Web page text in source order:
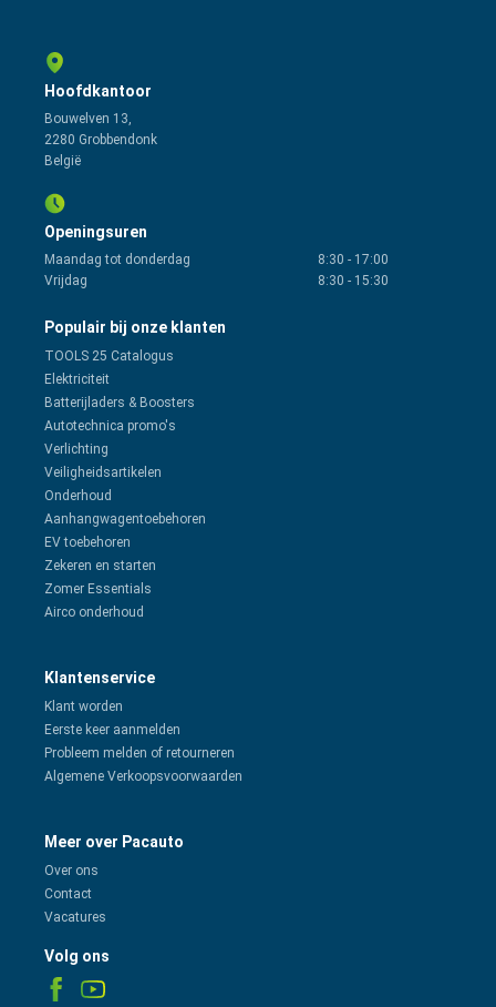
Hoofdkantoor
Bouwelven 13,
2280 Grobbendonk
België
Openingsuren
Maandag tot donderdag 8:30 - 17:00
Vrijdag
8:30 - 15:30
Populair bij onze klanten
TOOLS 25 Catalogus
Elektriciteit
Batterijladers & Boosters
Autotechnica promo's
Verlichting
Veiligheidsartikelen
Onderhoud
Aanhangwagentoebehoren
EV toebehoren
Zekeren en starten
Zomer Essentials
Airco onderhoud
Klantenservice
Klant worden
Eerste keer aanmelden
Probleem melden of retourneren
Algemene Verkoopsvoorwaarden
Meer over Pacauto
Over ons
Contact
Vacatures
Volg ons